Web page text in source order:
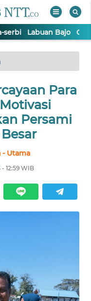
serbi Labuan Bajo
Para
Persami
- Utama
12:59 WIB